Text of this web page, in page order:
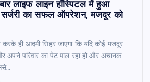
लाइफ लाइन हॉस्पिटल में हुआ
सर्जरी का सफल ऑपरेशन, मजदूर को
ही आदमी सिहर जाएगा कि यदि कोई मजदूर
अपने परिवार का पेट पाल रहा हो और अचानक